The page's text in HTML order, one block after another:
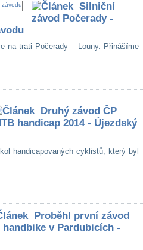
Silniční
závod Počerady -
na trati Počerady – Louny. Přinášíme
Druhý závod ČP
handicap 2014 - Újezdský
handicapovaných cyklistů, který byl
Proběhl první závod
handbike v Pardubicích -